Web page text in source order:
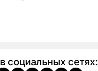
социальных сетях: